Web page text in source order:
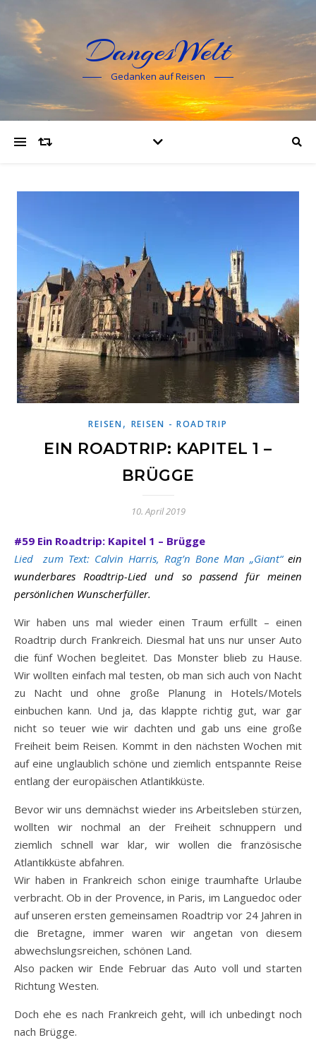
DangesWelt
Gedanken auf Reisen
REISEN, REISEN - ROADTRIP
EIN ROADTRIP: KAPITEL 1 –
BRÜGGE
10. April 2019
#59 Ein Roadtrip: Kapitel 1 – Brügge
Lied zum Text: Calvin Harris, Rag’n Bone Man „Giant“ein
wunderbares Roadtrip-Lied und so passend für meinen
persönlichen Wunscherfüller.
Wir haben uns mal wieder einen Traum erfüllt – einen
Roadtrip durch Frankreich. Diesmal hat uns nur unser Auto
die fünf Wochen begleitet. Das Monster blieb zu Hause.
Wir wollten einfach mal testen, ob man sich auch von Nacht
zu Nacht und ohne große Planung in Hotels/Motels
einbuchen kann. Und ja, das klappte richtig gut, war gar
nicht so teuer wie wir dachten und gab uns eine große
Freiheit beim Reisen. Kommt in den nächsten Wochen mit
auf eine unglaublich schöne und ziemlich entspannte Reise
entlang der europäischen Atlantikküste.
Bevor wir uns demnächst wieder ins Arbeitsleben stürzen,
wollten wir nochmal an der Freiheit schnuppern und
ziemlich schnell war klar, wir wollen die französische
Atlantikküste abfahren.
Wir haben in Frankreich schon einige traumhafte Urlaube
verbracht. Ob in der Provence, in Paris, im Languedoc oder
auf unseren ersten gemeinsamen Roadtrip vor 24 Jahren in
die Bretagne, immer waren wir angetan von diesem
abwechslungsreichen, schönen Land.
Also packen wir Ende Februar das Auto voll und starten
Richtung Westen.
Doch ehe es nach Frankreich geht, will ich unbedingt noch
nach Brügge.